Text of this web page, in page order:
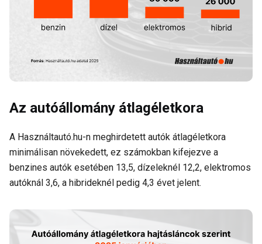
Az autóállomány átlagéletkora
A Használtautó.hu-n meghirdetett autók átlagéletkora
minimálisan növekedett, ez számokban kifejezve a
benzines autók esetében 13,5, dízeleknél 12,2, elektromos
autóknál 3,6, a hibrideknél pedig 4,3 évet jelent.